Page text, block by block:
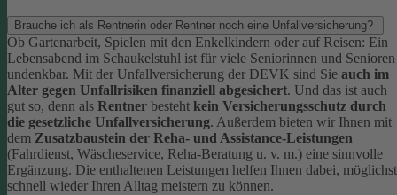
Brauche ich als Rentnerin oder Rentner noch eine Unfallversicherung?
Ob Gartenarbeit, Spielen mit den Enkelkindern oder auf Reisen: Ein
Lebensabend im Schaukelstuhl ist für viele Seniorinnen und Senioren
undenkbar. Mit der Unfallversicherung der DEVK sind Sie auch im
Alter gegen Unfallrisiken finanziell abgesichert. Und das ist auch
gut so, denn als Rentner besteht kein Versicherungsschutz durch
die gesetzliche Unfallversicherung. Außerdem bieten wir Ihnen mit
dem Zusatzbaustein der Reha- und Assistance-Leistungen
(Fahrdienst, Wäscheservice, Reha-Beratung u. v. m.) eine sinnvolle
Ergänzung. Die enthaltenen Leistungen helfen Ihnen dabei, möglichst
schnell wieder Ihren Alltag meistern zu können.